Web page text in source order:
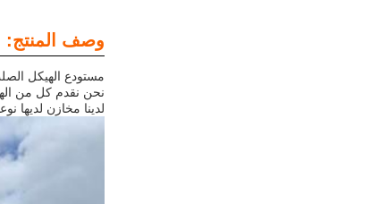
وصف المنتج:
مستودع الهيكل
نحن نقدم كل من
لدينا مخازن لديها